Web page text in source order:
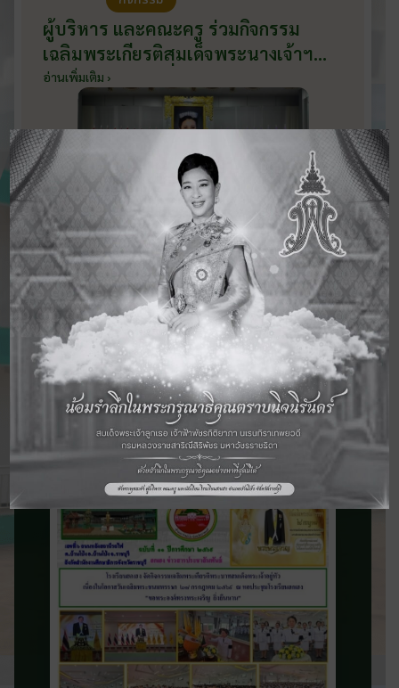
ผู้บริหาร และคณะครู ร่วมกิจกรรม
เฉลิมพระเกียรติสมเด็จพระนางเจ้าฯ
พระบรมราชินี เนื่องในโอกาสวันเฉลิม
พระชนมพรรษา กับหน่วยงานอำเภอ
เมืองบ้านโป่ง ณ ศาลาประชาคมริมน้ำ
วันที่ 3 มิถุนายน 2569
อ่านเพิ่มเติม ›
ดูข่าวสารทั้งหมด
จดหมายข่าว
ประชาสัมพันธ์
ติดตามข่าวสารและความเคลื่อนไหวของ
โรงเรียน